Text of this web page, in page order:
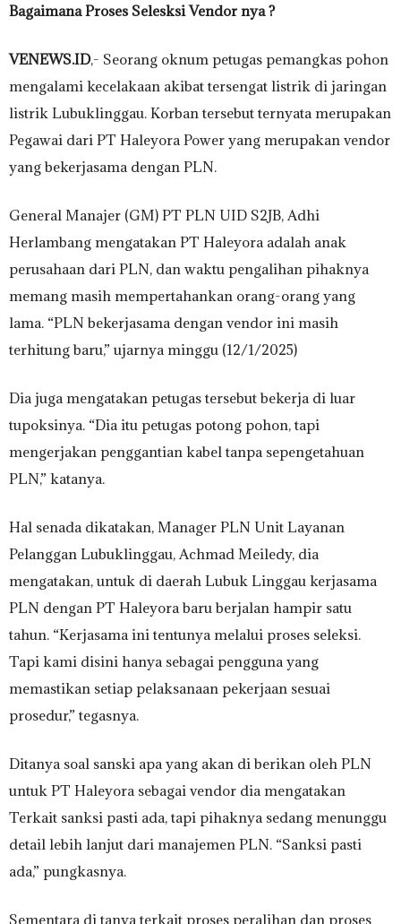
Bagaimana Proses Selesksi Vendor nya ?
VENEWS.ID,- Seorang oknum petugas pemangkas pohon
mengalami kecelakaan akibat tersengat listrik di jaringan
listrik Lubuklinggau. Korban tersebut ternyata merupakan
Pegawai dari PT Haleyora Power yang merupakan vendor
yang bekerjasama dengan PLN.
General Manajer (GM) PT PLN UID S2JB, Adhi
Herlambang mengatakan PT Haleyora adalah anak
perusahaan dari PLN, dan waktu pengalihan pihaknya
memang masih mempertahankan orang-orang yang
lama. “PLN bekerjasama dengan vendor ini masih
terhitung baru,” ujarnya minggu (12/1/2025)
Dia juga mengatakan petugas tersebut bekerja di luar
tupoksinya. “Dia itu petugas potong pohon, tapi
mengerjakan penggantian kabel tanpa sepengetahuan
PLN,” katanya.
Hal senada dikatakan, Manager PLN Unit Layanan
Pelanggan Lubuklinggau, Achmad Meiledy, dia
mengatakan, untuk di daerah Lubuk Linggau kerjasama
PLN dengan PT Haleyora baru berjalan hampir satu
tahun. “Kerjasama ini tentunya melalui proses seleksi.
Tapi kami disini hanya sebagai pengguna yang
memastikan setiap pelaksanaan pekerjaan sesuai
prosedur,” tegasnya.
Ditanya soal sanski apa yang akan di berikan oleh PLN
untuk PT Haleyora sebagai vendor dia mengatakan
Terkait sanksi pasti ada, tapi pihaknya sedang menunggu
detail lebih lanjut dari manajemen PLN. “Sanksi pasti
ada,” pungkasnya.
Sementara di tanya terkait proses peralihan dan proses